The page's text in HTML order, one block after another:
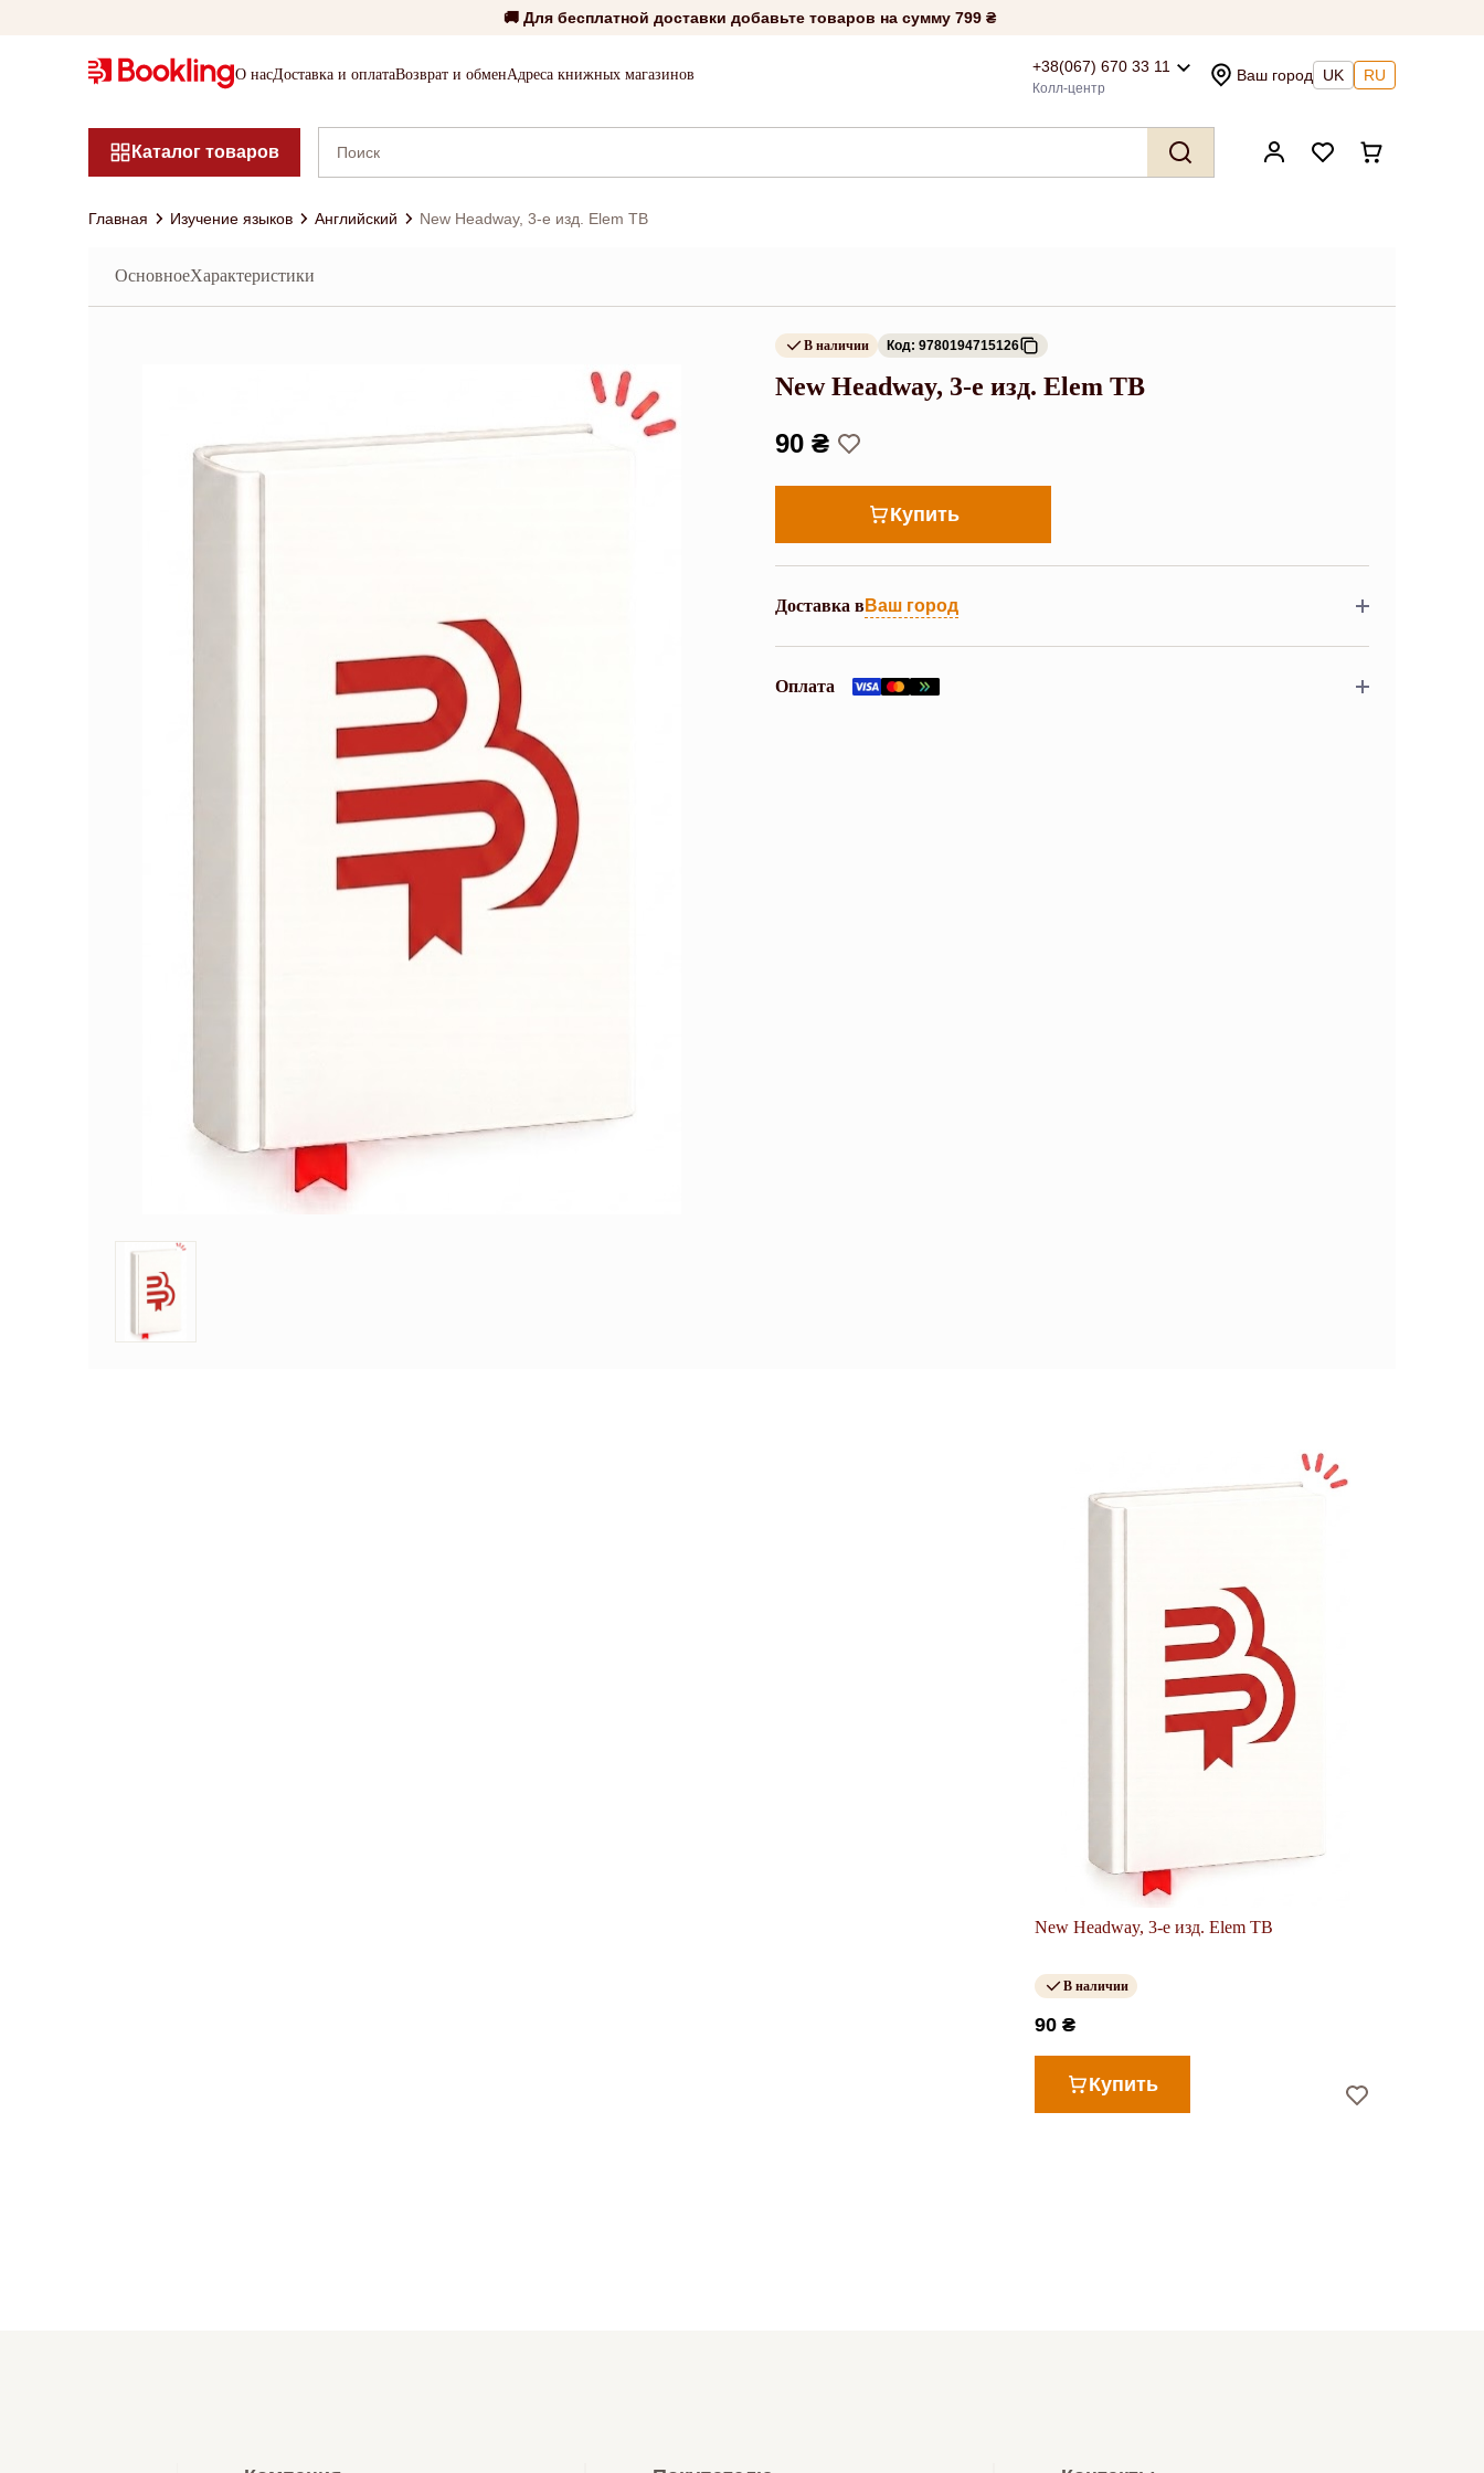
🚚 Для бесплатной доставки добавьте товаров на сумму 799 ₴
О насДоставка и оплатаВозврат и обменАдреса книжных магазинов +38(067) 670 33 11
Колл-центр
Ваш город UK RU
Каталог товаров
Главная Изучение языков Английский New Headway, 3-е изд. Elem TB
ОсновноеХарактеристики
В наличии Код: 9780194715126
New Headway, 3-е изд. Elem TB
90 ₴
Купить
Доставка вВаш город
Оплата
New Headway, 3-е изд. Elem TB
В наличии
90 ₴
Купить